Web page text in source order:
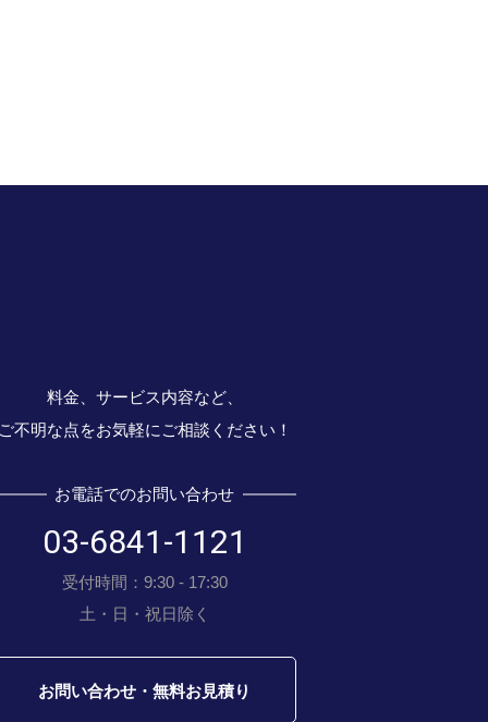
料金、サービス内容など、
ご不明な点をお気軽にご相談ください！
お電話でのお問い合わせ
03-6841-1121
受付時間：9:30 - 17:30
土・日・祝日除く
お問い合わせ・無料お見積り